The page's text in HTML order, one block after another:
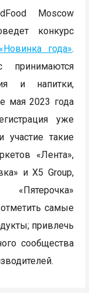
Moscow
конкурс
«Новинка года».
и напитки,
мая 2023 года
уже
такие
«Лента»,
и X5 Group,
самые
привлечь
сообщества